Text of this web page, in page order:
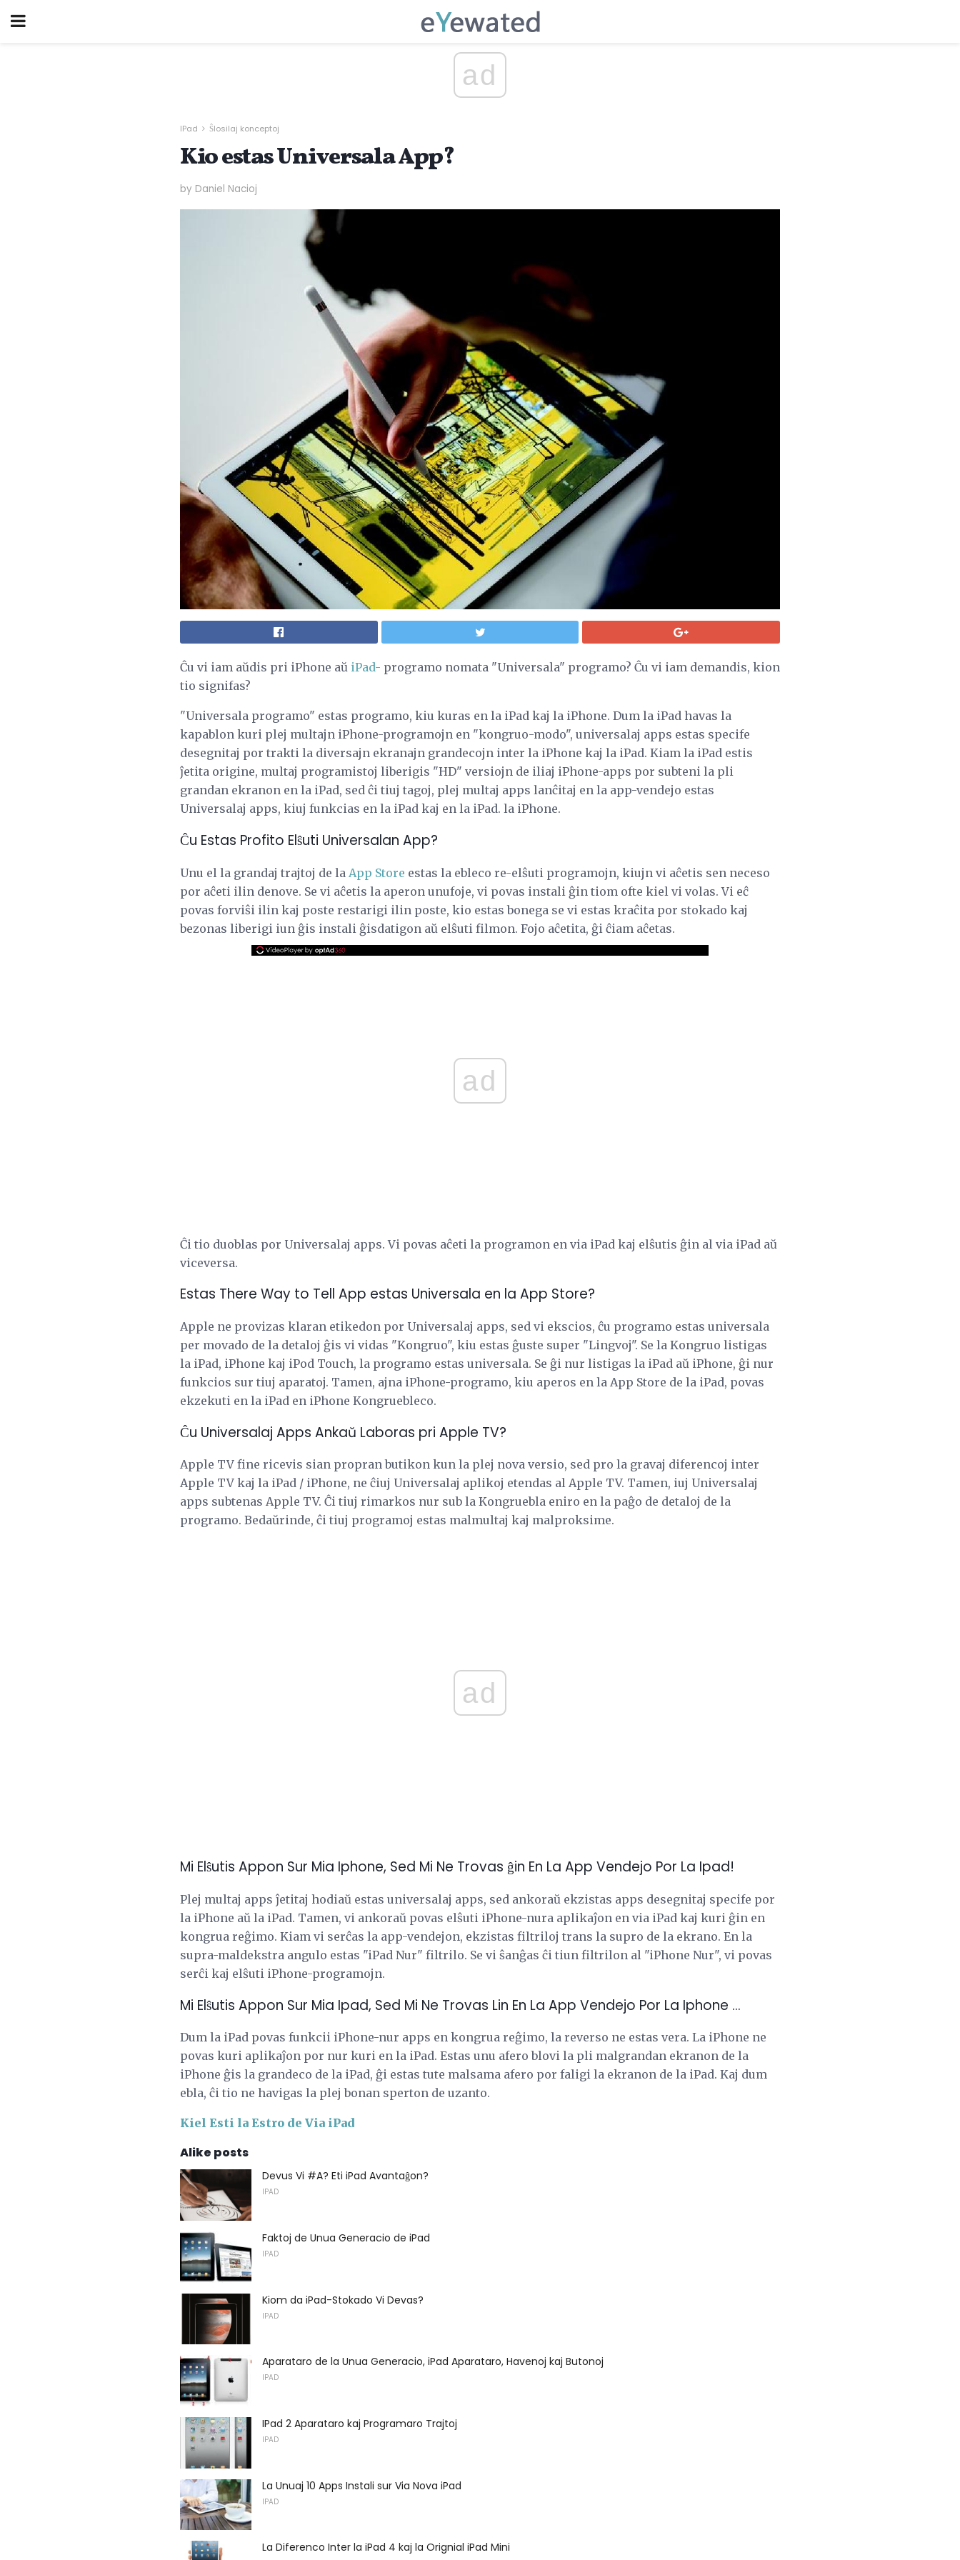
ad
IPad Ŝlosilaj konceptoj
Kio estas Universala App?
by Daniel Nacioj
Ĉu vi iam aŭdis pri iPhone aŭ iPad- programo nomata "Universala" programo? Ĉu vi iam demandis, kion
tio signifas?
"Universala programo" estas programo, kiu kuras en la iPad kaj la iPhone. Dum la iPad havas la
kapablon kuri plej multajn iPhone-programojn en "kongruo-modo", universalaj apps estas specife
desegnitaj por trakti la diversajn ekranajn grandecojn inter la iPhone kaj la iPad. Kiam la iPad estis
ĵetita origine, multaj programistoj liberigis "HD" versiojn de iliaj iPhone-apps por subteni la pli
grandan ekranon en la iPad, sed ĉi tiuj tagoj, plej multaj apps lanĉitaj en la app-vendejo estas
Universalaj apps, kiuj funkcias en la iPad kaj en la iPad. la iPhone.
Ĉu Estas Profito Elŝuti Universalan App?
Unu el la grandaj trajtoj de la App Store estas la ebleco re-elŝuti programojn, kiujn vi aĉetis sen neceso
por aĉeti ilin denove. Se vi aĉetis la aperon unufoje, vi povas instali ĝin tiom ofte kiel vi volas. Vi eĉ
povas forviŝi ilin kaj poste restarigi ilin poste, kio estas bonega se vi estas kraĉita por stokado kaj
bezonas liberigi iun ĝis instali ĝisdatigon aŭ elŝuti filmon. Fojo aĉetita, ĝi ĉiam aĉetas.
ad
Ĉi tio duoblas por Universalaj apps. Vi povas aĉeti la programon en via iPad kaj elŝutis ĝin al via iPad aŭ
viceversa.
Estas There Way to Tell App estas Universala en la App Store?
Apple ne provizas klaran etikedon por Universalaj apps, sed vi ekscios, ĉu programo estas universala
per movado de la detaloj ĝis vi vidas "Kongruo", kiu estas ĝuste super "Lingvoj". Se la Kongruo listigas
la iPad, iPhone kaj iPod Touch, la programo estas universala. Se ĝi nur listigas la iPad aŭ iPhone, ĝi nur
funkcios sur tiuj aparatoj. Tamen, ajna iPhone-programo, kiu aperos en la App Store de la iPad, povas
ekzekuti en la iPad en iPhone Kongruebleco.
Ĉu Universalaj Apps Ankaŭ Laboras pri Apple TV?
Apple TV fine ricevis sian propran butikon kun la plej nova versio, sed pro la gravaj diferencoj inter
Apple TV kaj la iPad / iPhone, ne ĉiuj Universalaj aplikoj etendas al Apple TV. Tamen, iuj Universalaj
apps subtenas Apple TV. Ĉi tiuj rimarkos nur sub la Kongruebla eniro en la paĝo de detaloj de la
programo. Bedaŭrinde, ĉi tiuj programoj estas malmultaj kaj malproksime.
ad
Mi Elŝutis Appon Sur Mia Iphone, Sed Mi Ne Trovas ĝin En La App Vendejo Por La Ipad!
Plej multaj apps ĵetitaj hodiaŭ estas universalaj apps, sed ankoraŭ ekzistas apps desegnitaj specife por
la iPhone aŭ la iPad. Tamen, vi ankoraŭ povas elŝuti iPhone-nura aplikaĵon en via iPad kaj kuri ĝin en
kongrua reĝimo. Kiam vi serĉas la app-vendejon, ekzistas filtriloj trans la supro de la ekrano. En la
supra-maldekstra angulo estas "iPad Nur" filtrilo. Se vi ŝanĝas ĉi tiun filtrilon al "iPhone Nur", vi povas
serĉi kaj elŝuti iPhone-programojn.
Mi Elŝutis Appon Sur Mia Ipad, Sed Mi Ne Trovas Lin En La App Vendejo Por La Iphone ...
Dum la iPad povas funkcii iPhone-nur apps en kongrua reĝimo, la reverso ne estas vera. La iPhone ne
povas kuri aplikaĵon por nur kuri en la iPad. Estas unu afero blovi la pli malgrandan ekranon de la
iPhone ĝis la grandeco de la iPad, ĝi estas tute malsama afero por faligi la ekranon de la iPad. Kaj dum
ebla, ĉi tio ne havigas la plej bonan sperton de uzanto.
Kiel Esti la Estro de Via iPad
Alike posts
Devus Vi #A? Eti iPad Avantaĝon?
IPAD
Faktoj de Unua Generacio de iPad
IPAD
Kiom da iPad-Stokado Vi Devas?
IPAD
Aparataro de la Unua Generacio, iPad Aparataro, Havenoj kaj Butonoj
IPAD
IPad 2 Aparataro kaj Programaro Trajtoj
IPAD
La Unuaj 10 Apps Instali sur Via Nova iPad
IPAD
La Diferenco Inter la iPad 4 kaj la Orignial iPad Mini